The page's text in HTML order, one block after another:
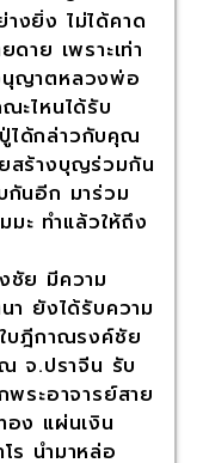
งยิ่ง ไม่ได้คาด
าย เพราะเท่า
นุญาตหลวงพ่อ
ะไหนได้รับ
ได้กล่าวกับคุณ
สร้างบุญร่วมกัน
กันอีก มาร่วม
มะ ทำแล้วให้ถึง
ชัย มีความ
า ยังได้รับความ
บฎีกาณรงค์ชัย
จ.ปราจีน รับ
พระอาจารย์สาย
ง แผ่นเงิน
ร นำมาหล่อ